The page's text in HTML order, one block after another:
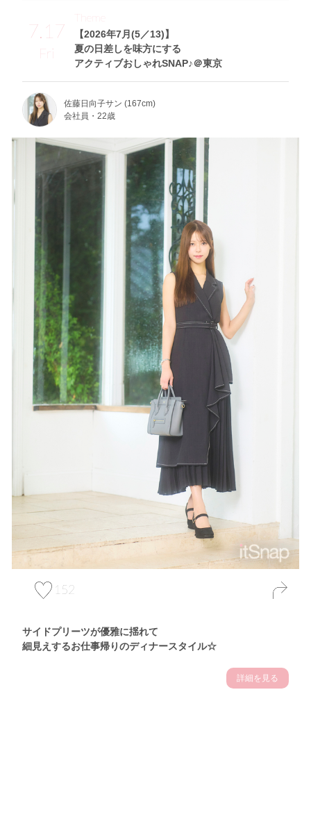
7.17
Fri
【2026年7月(5／13)】
夏の日差しを味方にする
アクティブおしゃれSNAP♪＠東京
Theme
佐藤日向子サン (167cm)
会社員・22歳
152
サイドプリーツが優雅に揺れて
細見えするお仕事帰りのディナースタイル☆
詳細を見る